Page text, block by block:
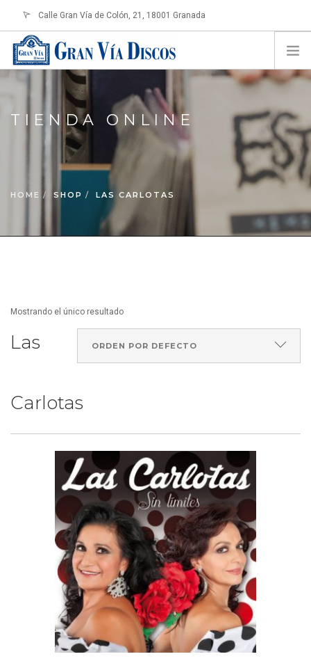
Calle Gran Vía de Colón, 21, 18001 Granada
info@granviadiscos.com
TIENDA ONLINE
SOBRE NOSOTROS
SHOPPING CART
TIENDA ONLINE
HOME SHOP LAS CARLOTAS
Mostrando el único resultado
Las
Carlotas